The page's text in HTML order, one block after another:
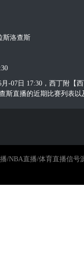
斯洛查斯
月-07日 17:30，西丁附
斯直播的近期比赛列表
播/NBA直播/体育直播信